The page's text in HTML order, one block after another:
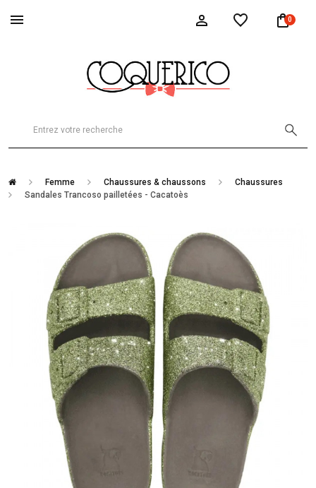
0
Femme Chaussures & chaussons
Chaussures
Sandales Trancoso pailletées - Cacatoès